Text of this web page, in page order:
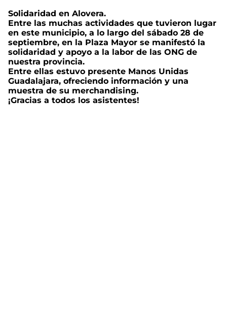
Solidaridad en Alovera.
Entre las muchas actividades que tuvieron lugar
en este municipio, a lo largo del sábado 28 de
septiembre, en la Plaza Mayor se manifestó la
solidaridad y apoyo a la labor de las ONG de
nuestra provincia.
Entre ellas estuvo presente Manos Unidas
Guadalajara, ofreciendo información y una
muestra de su merchandising.
¡Gracias a todos los asistentes!